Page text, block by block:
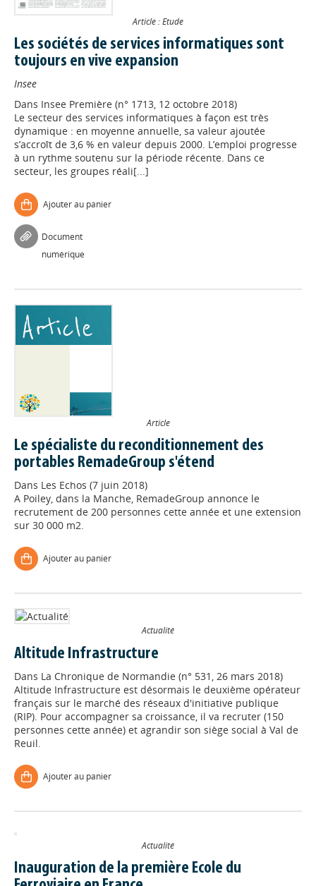
Article : Etude
Les sociétés de services informatiques sont
toujours en vive expansion
Insee
Dans Insee Première (n° 1713, 12 octobre 2018)
Le secteur des services informatiques à façon est très
dynamique : en moyenne annuelle, sa valeur ajoutée
s’accroît de 3,6 % en valeur depuis 2000. L’emploi progresse
à un rythme soutenu sur la période récente. Dans ce
secteur, les groupes réali[...]
Ajouter au panier
Document
numérique
Article
Le spécialiste du reconditionnement des
portables RemadeGroup s'étend
Dans Les Echos (7 juin 2018)
A Poiley, dans la Manche, RemadeGroup annonce le
recrutement de 200 personnes cette année et une extension
sur 30 000 m2.
Ajouter au panier
Actualité
Altitude Infrastructure
Dans La Chronique de Normandie (n° 531, 26 mars 2018)
Altitude Infrastructure est désormais le deuxième opérateur
français sur le marché des réseaux d'initiative publique
(RIP). Pour accompagner sa croissance, il va recruter (150
personnes cette année) et agrandir son siège social à Val de
Reuil.
Ajouter au panier
Actualité
Inauguration de la première Ecole du